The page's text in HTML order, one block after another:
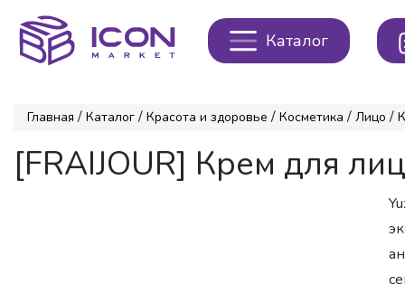
Каталог
Главная / Каталог / Красота и здоровье / Косметика / Лицо /
[FRAIJOUR] Крем для